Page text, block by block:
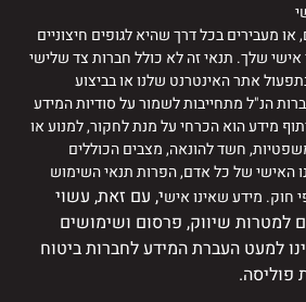
או מעבירים בכל דרך שהיא לגופים חיצוניים
שלך. תנאי זה לא כולל חברות צד שלישי
אתר האינטרנט שלנו או בביצוע
הנ"ל מתחייבות לשמור על סודיות המידע
מידע הוא הכרחי על מנת לחקור, למנוע או
חשד להונאה, מצבים הכוללים
האישי של כל אדם, הפרות תנאי השימוש
חוק. מידע שאינו אישי, עם זאת, עשוי
למטרות שיווק, פרסום ושימושים
למעט העברת המידע לחברות ביטוח
פוליסה.